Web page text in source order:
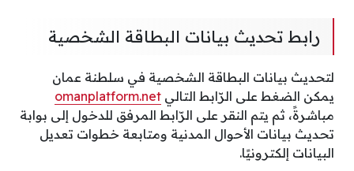
رابط تحديث بيانات البطاقة الشخصية
لتحديث بيانات البطاقة الشخصية في سلطنة عمان
يمكن الضغط على الرّابط التالي omanplatform.net
مباشرةً، ثم يتم النقر على الرّابط المرفق للدخول إلى بوابة
تحديث بيانات الأحوال المدنية ومتابعة خطوات تعديل
البيانات إلكترونيًا.